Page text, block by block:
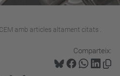
amb articles altament citats .
Comparteix: